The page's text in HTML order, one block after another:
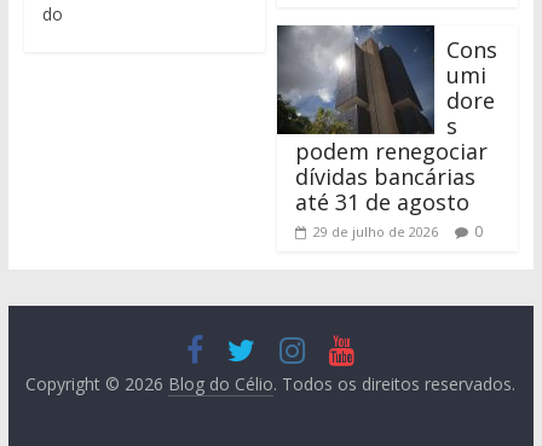
do
Cons
umi
dore
s
podem renegociar
dívidas bancárias
até 31 de agosto
29 de julho de 2026 0
Copyright © 2026 Blog do Célio. Todos os direitos reservados.